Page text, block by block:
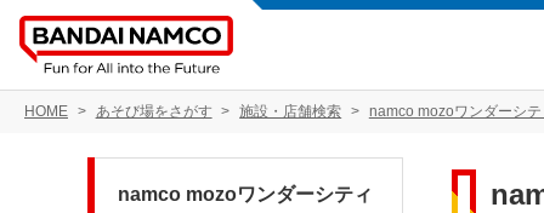
HOME あそび場をさがす 施設・店舗検索 namco mozoワンダーシ
namco mozoワンダーシティ